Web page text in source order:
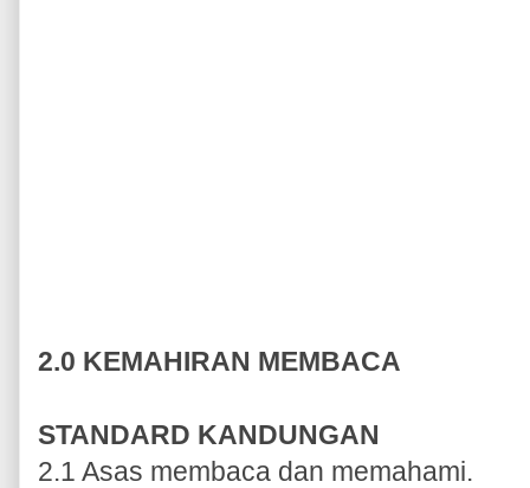
2.0 KEMAHIRAN MEMBACA
STANDARD KANDUNGAN
2.1 Asas membaca dan memahami.